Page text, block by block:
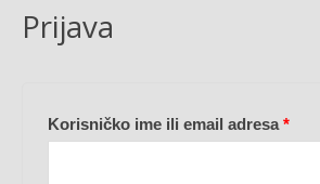
Prijava
Korisničko ime ili email adresa*